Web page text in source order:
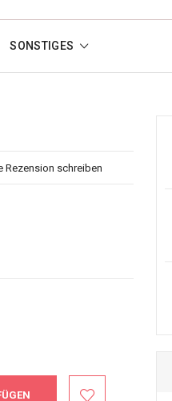
SONSTIGES
Rezension schreiben